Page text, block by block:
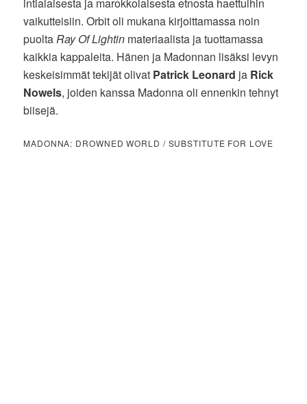
vaikutteisiin. Orbit oli mukana kirjoittamassa noin
puolta Ray Of Lightin materiaalista ja tuottamassa
kaikkia kappaleita. Hänen ja Madonnan lisäksi levyn
keskeisimmät tekijät olivat Patrick Leonard ja Rick
Nowels, joiden kanssa Madonna oli ennenkin tehnyt
biisejä.
MADONNA: DROWNED WORLD / SUBSTITUTE FOR LOVE